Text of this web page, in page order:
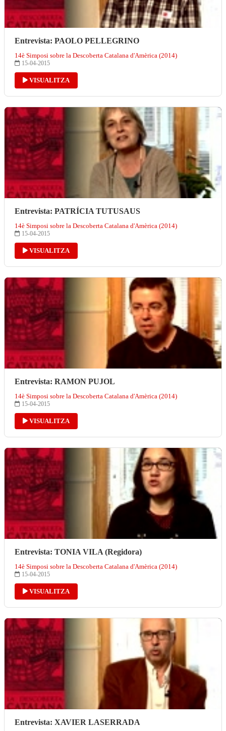
Entrevista: PAOLO PELLEGRINO
14è Simposi sobre la Descoberta Catalana d'Amèrica (2014)
15-04-2015
VISUALITZA
Entrevista: PATRÍCIA TUTUSAUS
14è Simposi sobre la Descoberta Catalana d'Amèrica (2014)
15-04-2015
VISUALITZA
Entrevista: RAMON PUJOL
14è Simposi sobre la Descoberta Catalana d'Amèrica (2014)
15-04-2015
VISUALITZA
Entrevista: TONIA VILA (Regidora)
14è Simposi sobre la Descoberta Catalana d'Amèrica (2014)
15-04-2015
VISUALITZA
Entrevista: XAVIER LASERRADA